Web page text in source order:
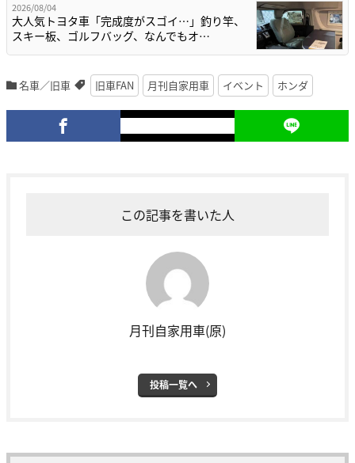
2026/08/04
大人気トヨタ車「完成度がスゴイ…」釣り竿、
スキー板、ゴルフバッグ、なんでもオ…
名車／旧車 旧車FAN 月刊自家用車 イベント ホンダ
この記事を書いた人
月刊自家用車(原)
投稿一覧へ